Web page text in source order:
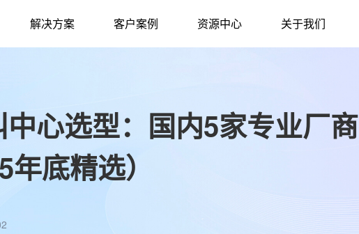
解决方案 客户案例 资源中心 关于我们
心选型：国内5家专业厂商
底精选）